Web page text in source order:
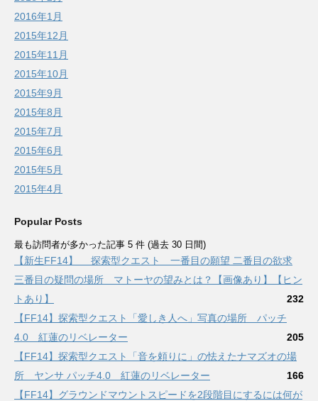
2016年1月
2015年12月
2015年11月
2015年10月
2015年9月
2015年8月
2015年7月
2015年6月
2015年5月
2015年4月
Popular Posts
最も訪問者が多かった記事 5 件 (過去 30 日間)
【新生FF14】 探索型クエスト 一番目の願望 二番目の欲求
三番目の疑問の場所 マトーヤの望みとは？【画像あり】【ヒン
トあり】
232
【FF14】探索型クエスト「愛しき人へ」写真の場所 パッチ
4.0 紅蓮のリベレーター
205
【FF14】探索型クエスト「音を頼りに」の怯えたナマズオの場
所 ヤンサ パッチ4.0 紅蓮のリベレーター
166
【FF14】グラウンドマウントスピードを2段階目にするには何が